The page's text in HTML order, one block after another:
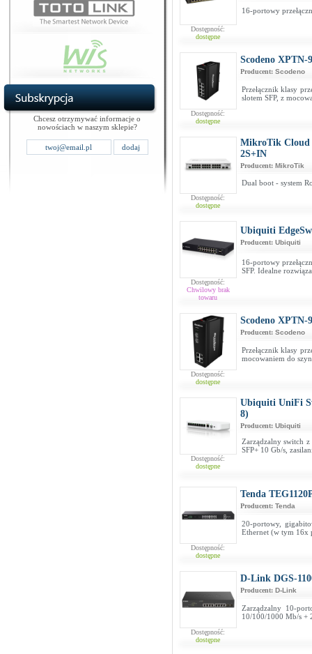
Chcesz otrzymywać informacje o
nowościach w naszym sklepie?
Dostępność:
dostępne
16-portowy
Dostępność:
dostępne
Scodeno XPTN-
Producent: Scodeno
Przełącznik klasy
slotem SFP, z
Dostępność:
dostępne
MikroTik Cloud
2S+IN
Producent: MikroTik
Dual boot - system
Dostępność:
Chwilowy brak
towaru
Ubiquiti
Producent: Ubiquiti
16-portowy
SFP. Idealne
Dostępność:
dostępne
Scodeno XPTN-
Producent: Scodeno
Przełącznik klasy
mocowaniem do
Dostępność:
dostępne
Ubiquiti UniFi
8)
Producent: Ubiquiti
Zarządzalny switch
SFP+ 10 Gb/s,
Dostępność:
dostępne
Tenda
Producent: Tenda
20-portowy,
Ethernet (w tym 16x
Dostępność:
dostępne
D-Link DGS-
Producent: D-Link
Zarządzalny 10-
10/100/1000 Mb/s +